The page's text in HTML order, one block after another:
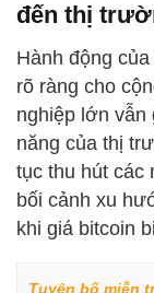
đến thị
Hành động
rõ ràng cho
nghiệp lớn vẫn
năng của thị
tục thu hút các
bối cảnh xu
khi giá bitcoin
Tuyên bố miễn